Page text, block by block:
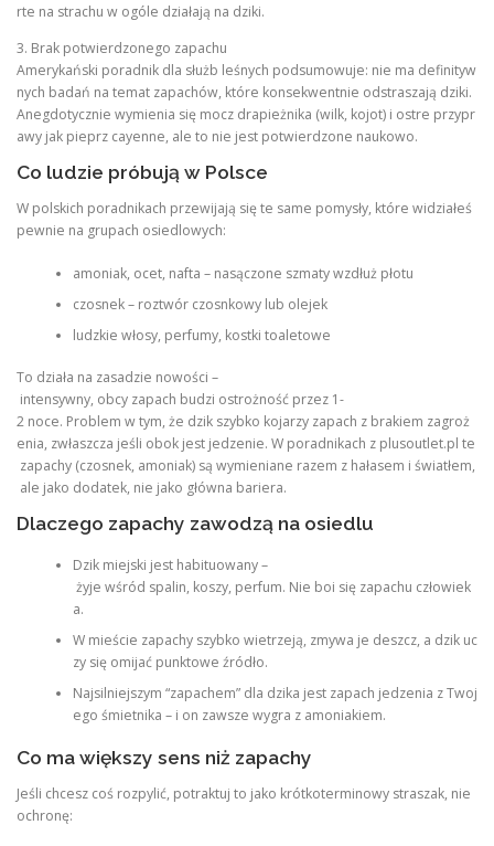
rte na strachu w ogóle działają na dziki.
3. Brak potwierdzonego zapachu
Amerykański poradnik dla służb leśnych podsumowuje: nie ma definityw
nych badań na temat zapachów, które konsekwentnie odstraszają dziki.
Anegdotycznie wymienia się mocz drapieżnika (wilk, kojot) i ostre przypr
awy jak pieprz cayenne, ale to nie jest potwierdzone naukowo.
Co ludzie próbują w Polsce
W polskich poradnikach przewijają się te same pomysły, które widziałeś
pewnie na grupach osiedlowych:
amoniak, ocet, nafta – nasączone szmaty wzdłuż płotu
czosnek – roztwór czosnkowy lub olejek
ludzkie włosy, perfumy, kostki toaletowe
To działa na zasadzie nowości –
intensywny, obcy zapach budzi ostrożność przez 1-
2 noce. Problem w tym, że dzik szybko kojarzy zapach z brakiem zagroż
enia, zwłaszcza jeśli obok jest jedzenie. W poradnikach z plusoutlet.pl te
zapachy (czosnek, amoniak) są wymieniane razem z hałasem i światłem,
ale jako dodatek, nie jako główna bariera.
Dlaczego zapachy zawodzą na osiedlu
Dzik miejski jest habituowany –
żyje wśród spalin, koszy, perfum. Nie boi się zapachu człowiek
a.
W mieście zapachy szybko wietrzeją, zmywa je deszcz, a dzik uc
zy się omijać punktowe źródło.
Najsilniejszym “zapachem” dla dzika jest zapach jedzenia z Twoj
ego śmietnika – i on zawsze wygra z amoniakiem.
Co ma większy sens niż zapachy
Jeśli chcesz coś rozpylić, potraktuj to jako krótkoterminowy straszak, nie
ochronę: